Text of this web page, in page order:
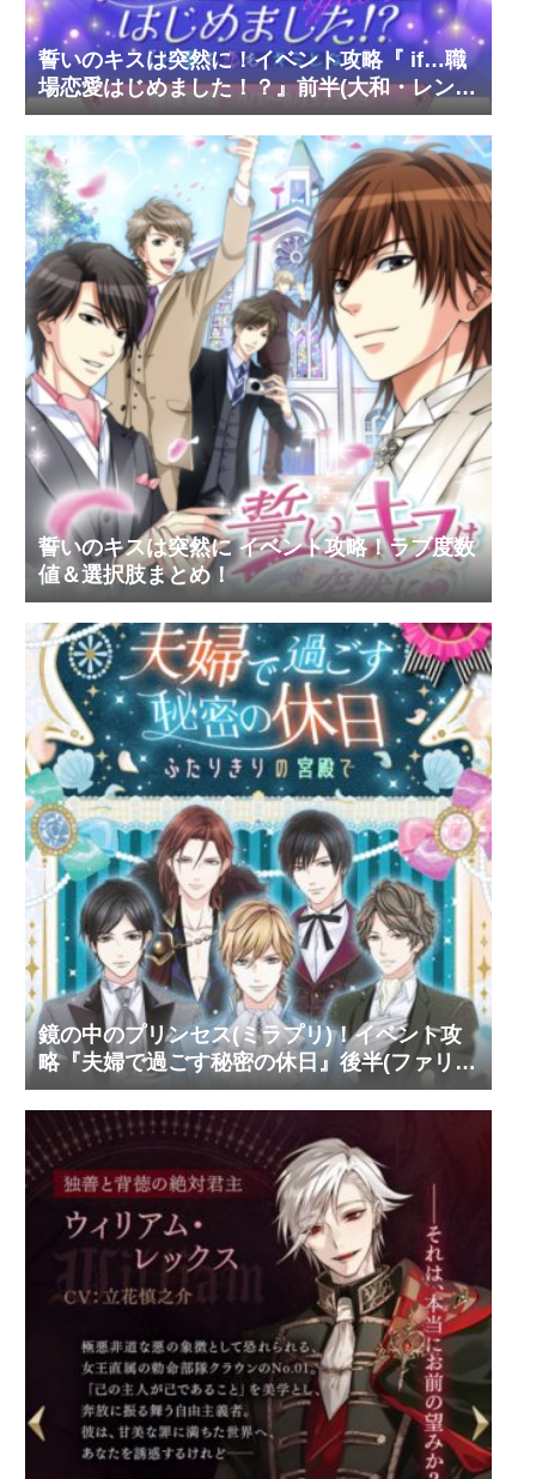
誓いのキスは突然に！イベント攻略『 if…職
場恋愛はじめました！？』前半(大和・レン・
環・蒼太)
誓いのキスは突然に イベント攻略！ラブ度数
値＆選択肢まとめ！
鏡の中のプリンセス(ミラプリ)！イベント攻
略『夫婦で過ごす秘密の休日』後半(ファリ
ス・ヴィンセント)